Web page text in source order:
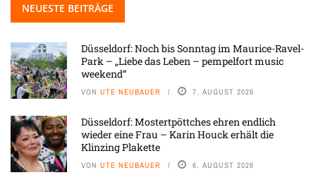
NEUESTE BEITRÄGE
Düsseldorf: Noch bis Sonntag im Maurice-Ravel-
Park – „Liebe das Leben – pempelfort music
weekend“
VON UTE NEUBAUER 7. AUGUST 2026
Düsseldorf: Mostertpöttches ehren endlich
wieder eine Frau – Karin Houck erhält die
Klinzing Plakette
VON UTE NEUBAUER 6. AUGUST 2026